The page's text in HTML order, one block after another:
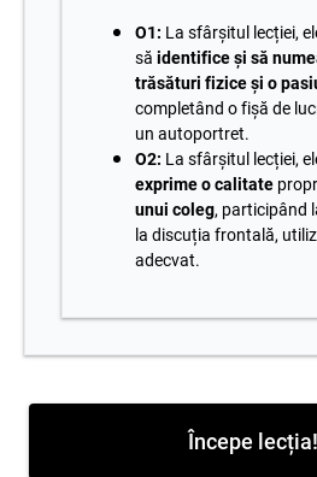
O1: La sfârșitul lecției,
să identifice și să
trăsături fizice și o
completând o fișă de
un autoportret.
O2: La sfârșitul lecției,
exprime o calitate
unui coleg, participând
la discuția frontală,
adecvat.
Începe lecția!